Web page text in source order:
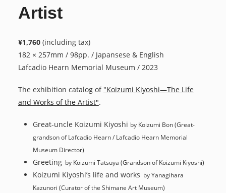
Artist
¥1,760(including tax)
182 × 257mm / 98pp. / Japansese & English
Lafcadio Hearn Memorial Museum / 2023
The exhibition catalog of "Koizumi Kiyoshi—The Life
and Works of the Artist".
Great-uncle Koizumi Kiyoshi by Koizumi Bon (Great-
grandson of Lafcadio Hearn / Lafcadio Hearn Memorial
Museum Director)
Greeting by Koizumi Tatsuya (Grandson of Koizumi Kiyoshi)
Koizumi Kiyoshi’s life and works by Yanagihara
Kazunori (Curator of the Shimane Art Museum)